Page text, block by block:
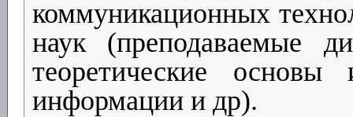
коммуникационных
наук (преподаваемые
теоретические
информации и др).